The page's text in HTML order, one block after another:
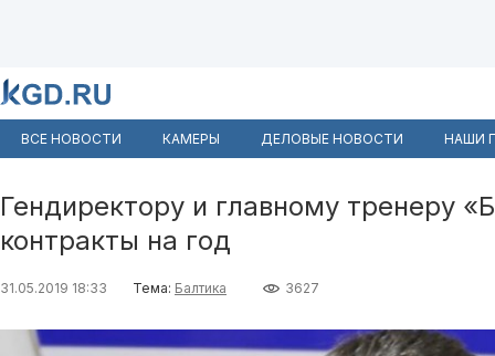
ВСЕ НОВОСТИ КАМЕРЫ ДЕЛОВЫЕ НОВОСТИ НАШИ
Гендиректору и главному тренеру
контракты на год
31.05.2019 18:33 Тема: Балтика 3627